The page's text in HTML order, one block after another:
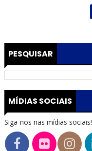
PESQUISAR
MÍDIAS SOCIAIS
Siga-nos nas mídias sociais!